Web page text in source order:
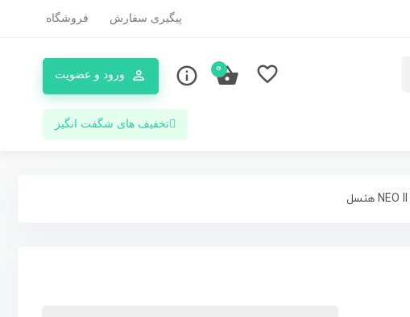
پیگیری سفارش فروشگاه
ورود و عضویت 0
تخفیف های شگفت انگیز